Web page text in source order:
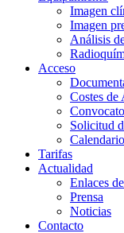
Imagen
Imagen
Análisis
Acceso
Costes de
Solicitud
Tarifas
Actualidad
Enlaces
Prensa
Noticias
Contacto